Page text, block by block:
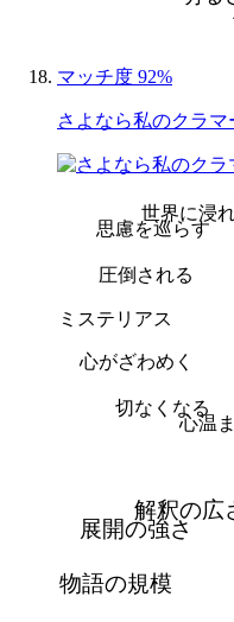
マッチ度 92%
さよなら私のクラマ
心温
切なくなる
心がざわめく
ミステリアス
圧倒される
思慮を巡らす
世界に浸
物語の規模
展開の強さ
解釈の広